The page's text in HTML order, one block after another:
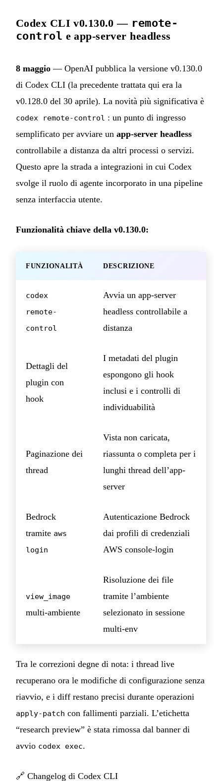
Codex CLI v0.130.0 — remote-
control e app-server headless
8 maggio — OpenAI pubblica la versione v0.130.0
di Codex CLI (la precedente trattata qui era la
v0.128.0 del 30 aprile). La novità più significativa è
codex remote-control : un punto di ingresso
semplificato per avviare un app-server headless
controllabile a distanza da altri processi o servizi.
Questo apre la strada a integrazioni in cui Codex
svolge il ruolo di agente incorporato in una pipeline
senza interfaccia utente.
Funzionalità chiave della v0.130.0:
FUNZIONALITÀ DESCRIZIONE
codex
remote-
control
Avvia un app-server
headless controllabile a
distanza
Dettagli del
plugin con
hook
I metadati del plugin
espongono gli hook
inclusi e i controlli di
individuabilità
Paginazione dei
thread
Vista non caricata,
riassunta o completa per i
lunghi thread dell’app-
server
Bedrock
tramite aws
login
Autenticazione Bedrock
dai profili di credenziali
AWS console-login
view_image
multi-ambiente
Risoluzione dei file
tramite l’ambiente
selezionato in sessione
multi-env
Tra le correzioni degne di nota: i thread live
recuperano ora le modifiche di configurazione senza
riavvio, e i diff restano precisi durante operazioni
apply-patch con fallimenti parziali. L’etichetta
“research preview” è stata rimossa dal banner di
avvio codex exec.
🔗 Changelog di Codex CLI